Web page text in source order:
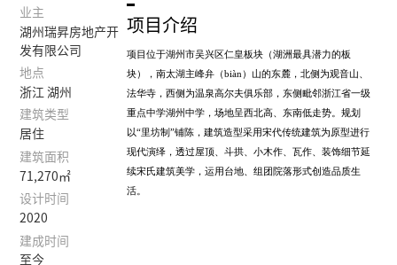
项目介绍
项目位于湖州市吴兴区仁皇板块（湖洲最具潜力的板
块），南太湖主峰弁（biàn）山的东麓，北侧为观音山、
法华寺，西侧为温泉高尔夫俱乐部，东侧毗邻浙江省一级
重点中学湖州中学，场地呈西北高、东南低走势。规划
以“里坊制”铺陈，建筑造型采用宋代传统建筑为原型进行
现代演绎，透过屋顶、斗拱、小木作、瓦作、装饰细节延
续宋氏建筑美学，运用台地、组团院落形式创造品质生
活。
业主
湖州瑞昇房地产开
发有限公司
地点
浙江 湖州
建筑类型
居住
建筑面积
71,270㎡
设计时间
2020
建成时间
至今